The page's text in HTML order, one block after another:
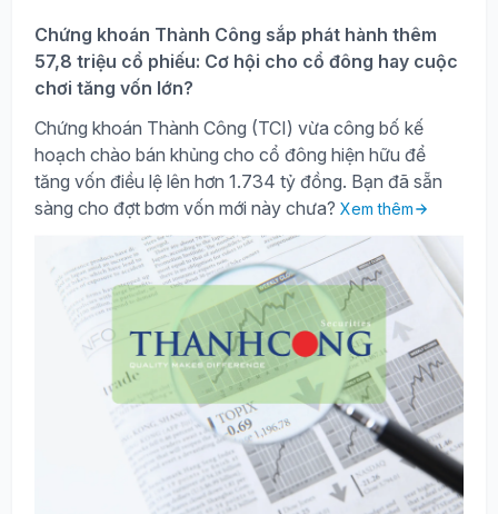
Chứng khoán Thành Công sắp phát hành thêm
57,8 triệu cổ phiếu: Cơ hội cho cổ đông hay cuộc
chơi tăng vốn lớn?
Chứng khoán Thành Công (TCI) vừa công bố kế
hoạch chào bán khủng cho cổ đông hiện hữu để
tăng vốn điều lệ lên hơn 1.734 tỷ đồng. Bạn đã sẵn
sàng cho đợt bơm vốn mới này chưa? Xem thêm